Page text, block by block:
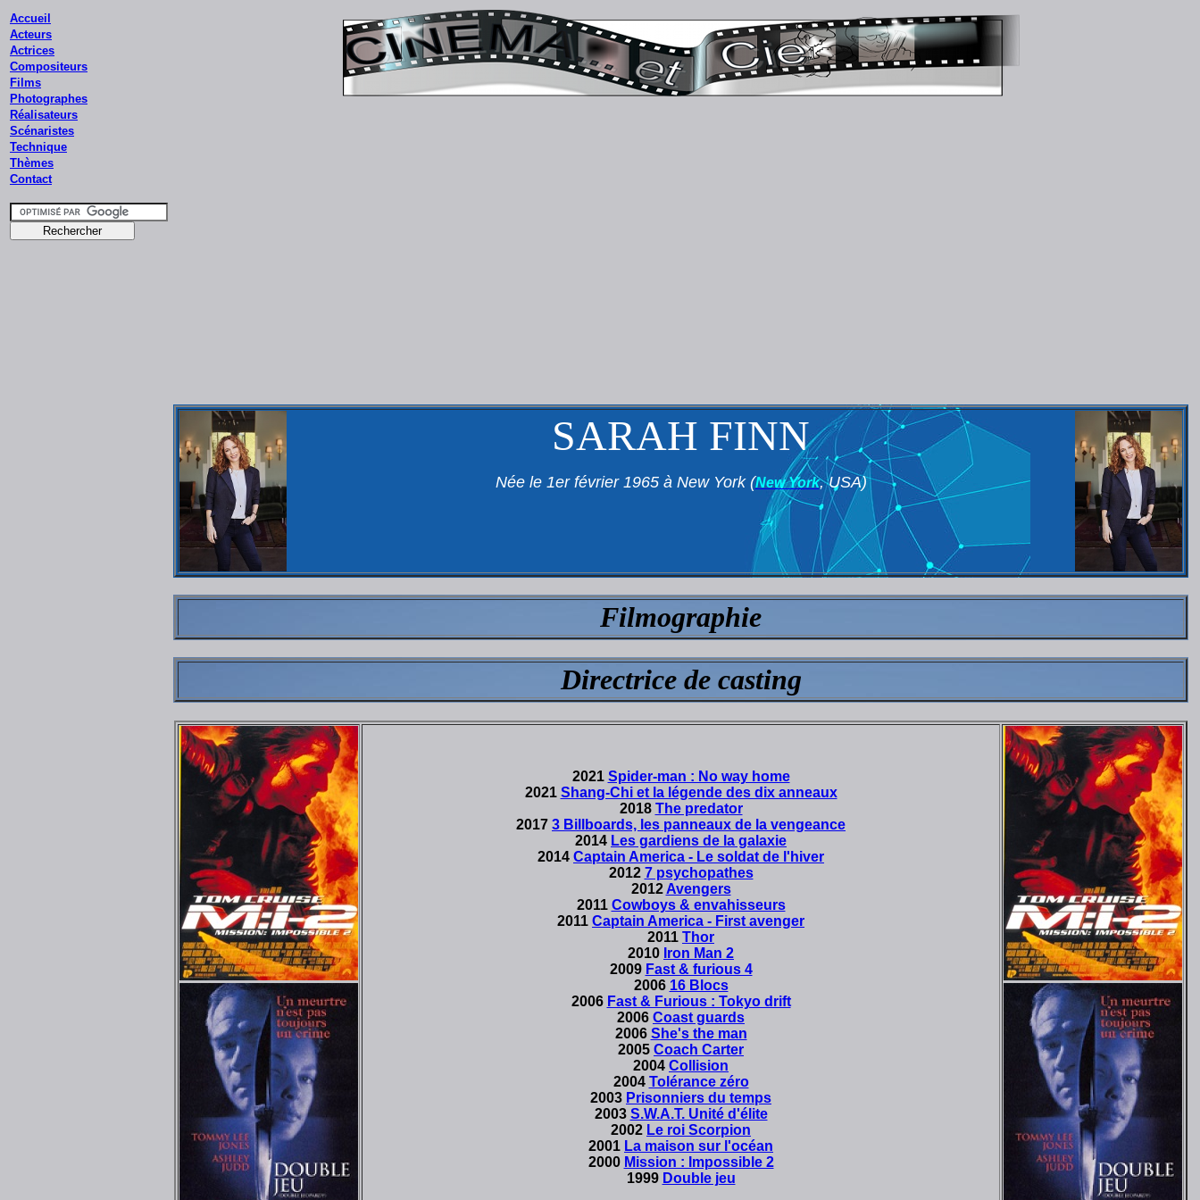
Accueil
Acteurs
Actrices
Compositeurs
Films
Photographes
Réalisateurs
Scénaristes
Technique
Thèmes
Contact
SARAH FINN
Née le 1er février 1965 à New York (New York, USA)
Filmographie
Directrice de casting
2021 Spider-man : No way home
2021 Shang-Chi et la légende des dix anneaux
2018 The predator
2017 3 Billboards, les panneaux de la vengeance
2014 Les gardiens de la galaxie
2014 Captain America - Le soldat de l'hiver
2012 7 psychopathes
2012 Avengers
2011 Cowboys & envahisseurs
2011 Captain America - First avenger
2011 Thor
2010 Iron Man 2
2009 Fast & furious 4
2006 16 Blocs
2006 Fast & Furious : Tokyo drift
2006 Coast guards
2006 She's the man
2005 Coach Carter
2004 Collision
2004 Tolérance zéro
2003 Prisonniers du temps
2003 S.W.A.T. Unité d'élite
2002 Le roi Scorpion
2001 La maison sur l'océan
2000 Mission : Impossible 2
1999 Double jeu